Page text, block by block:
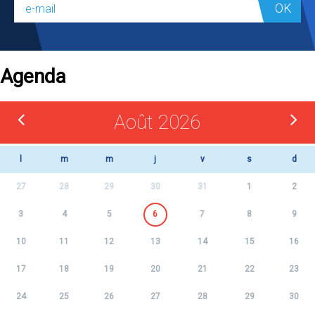
OK
Agenda
Août 2026
m m j v s d
27 28 29 30 31 1 2
3 4 5 6 7 8 9
10 11 12 13 14 15 16
17 18 19 20 21 22 23
24 25 26 27 28 29 30